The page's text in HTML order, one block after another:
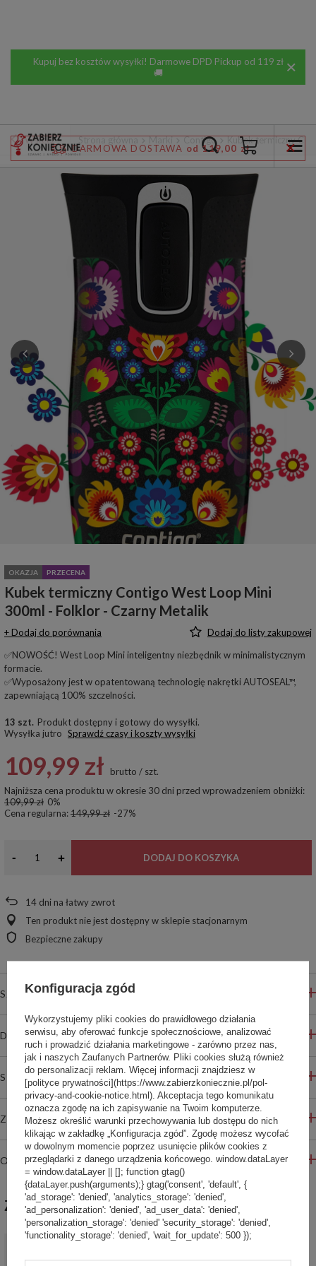
Kupuj bez kosztów wysyłki! Darmowe DPD Pickup od 119 zł
🚚
DARMOWA DOSTAWA od 119,00 zł
Wstecz Strona główna Marki Contigo Kubek termiczny
OKAZJA PRZECENA
Kubek termiczny Contigo West Loop Mini
300ml - Folklor - Czarny Metalik
+ Dodaj do porównania
Dodaj do listy zakupowej
✅NOWOŚĆ! West Loop Mini inteligentny niezbędnik w minimalistycznym
formacie.
✅Wyposażony jest w opatentowaną technologię nakrętki AUTOSEAL™,
zapewniającą 100% szczelności.
13 szt. Produkt dostępny i gotowy do wysyłki
Wysyłka jutro Sprawdź czasy i koszty wysyłki
109,99 zł brutto / szt.
Najniższa cena produktu w okresie 30 dni przed wprowadzeniem obniżki:
109,99 zł 0%
Cena regularna:149,99 zł -27%
- + DODAJ DO KOSZYKA
14 dni na łatwy zwrot
Ten produkt nie jest dostępny w sklepie stacjonarnym
Bezpieczne zakupy
SZCZEGÓŁOWE INFORMACJE
DO POBRANIA
STREFA REKOMENDACJI
ZADAJ PYTANIE
OPINIE
ZABIERZ JESZCZE :)
Kubek termiczny Contigo West Loop 2.0 470 ml - Electric -
Konfiguracja zgód
Wykorzystujemy pliki cookies do prawidłowego działania
serwisu, aby oferować funkcje społecznościowe, analizować
ruch i prowadzić działania marketingowe - zarówno przez nas,
jak i naszych Zaufanych Partnerów. Pliki cookies służą również
do personalizacji reklam. Więcej informacji znajdziesz w
[polityce prywatności](https://www.zabierzkoniecznie.pl/pol-
privacy-and-cookie-notice.html). Akceptacja tego komunikatu
oznacza zgodę na ich zapisywanie na Twoim komputerze.
Możesz określić warunki przechowywania lub dostępu do nich
klikając w zakładkę „Konfiguracja zgód”. Zgodę możesz wycofać
w dowolnym momencie poprzez usunięcie plików cookies z
przeglądarki z danego urządzenia końcowego. window.dataLayer
= window.dataLayer || []; function gtag()
{dataLayer.push(arguments);} gtag('consent', 'default', {
'ad_storage': 'denied', 'analytics_storage': 'denied',
'ad_personalization': 'denied', 'ad_user_data': 'denied',
'personalization_storage': 'denied' 'security_storage': 'denied',
'functionality_storage': 'denied', 'wait_for_update': 500 });